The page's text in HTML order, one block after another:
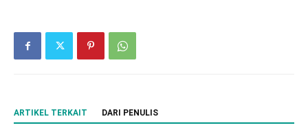
ARTIKEL TERKAIT DARI PENULIS